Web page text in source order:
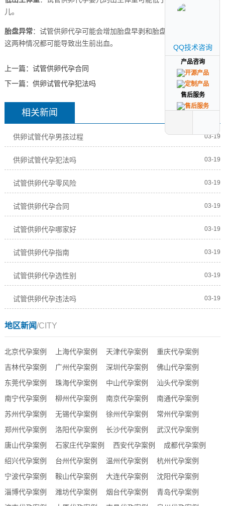
儿。
胎盘异常：试管供卵代孕可能会增加胎盘早剥和胎盘 previa 的风险，
这两种情况都可能导致出生前出血。
上一篇： 试管供卵代孕合同
下一篇： 供卵试管代孕犯法吗
相关新闻
供卵试管代孕男孩过程 03-19
供卵试管代孕犯法吗 03-19
试管供卵代孕零风险 03-19
试管供卵代孕合同 03-19
试管供卵代孕哪家好 03-19
试管供卵代孕指南 03-19
试管供卵代孕选性别 03-19
试管供卵代孕违法吗 03-19
地区新闻/CITY
北京代孕案例 上海代孕案例 天津代孕案例
重庆代孕案例
吉林代孕案例
广州代孕案例 深圳代孕案例
佛山代孕案例
东莞代孕案例
珠海代孕案例 中山代孕案例
汕头代孕案例
南宁代孕案例
柳州代孕案例 南京代孕案例
南通代孕案例
苏州代孕案例
无锡代孕案例 徐州代孕案例
常州代孕案例
郑州代孕案例
洛阳代孕案例 长沙代孕案例
武汉代孕案例
唐山代孕案例
石家庄代孕案例 西安代孕案例
成都代孕案例
绍兴代孕案例
台州代孕案例 温州代孕案例
杭州代孕案例
宁波代孕案例
鞍山代孕案例 大连代孕案例
沈阳代孕案例
淄博代孕案例
潍坊代孕案例 烟台代孕案例
青岛代孕案例
QQ技术咨询
产品咨询
售后服务
QQ技术咨询
产品咨询
售后服务